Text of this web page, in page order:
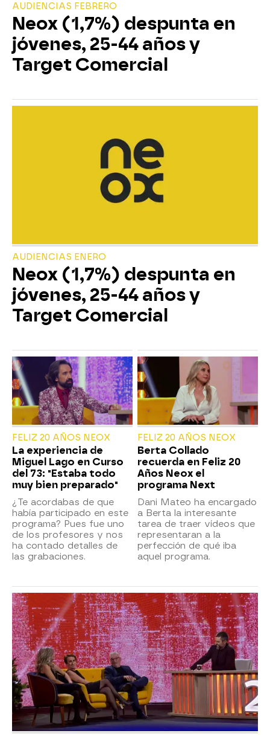
AUDIENCIAS FEBRERO
Neox (1,7%) despunta en
jóvenes, 25-44 años y
Target Comercial
AUDIENCIAS ENERO
Neox (1,7%) despunta en
jóvenes, 25-44 años y
Target Comercial
FELIZ 20 AÑOS NEOX
La experiencia de
Miguel Lago en Curso
del 73: "Estaba todo
muy bien preparado"
¿Te acordabas de que
había participado en este
programa? Pues fue uno
de los profesores y nos
ha contado detalles de
las grabaciones.
FELIZ 20 AÑOS NEOX
Berta Collado
recuerda en Feliz 20
Años Neox el
programa Next
Dani Mateo ha encargado
a Berta la interesante
tarea de traer vídeos que
representaran a la
perfección de qué iba
aquel programa.